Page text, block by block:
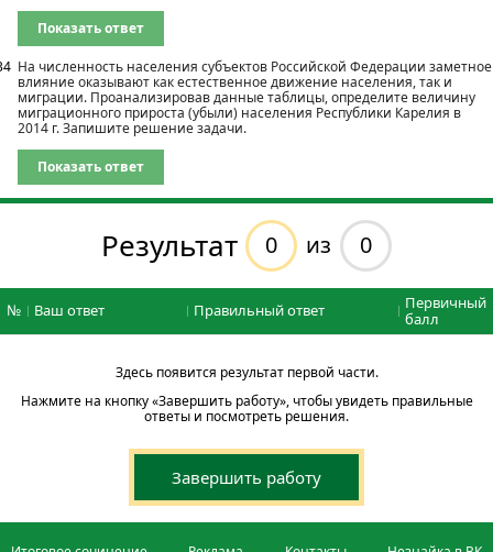
Показать ответ
На численность населения субъектов Российской Федерации заметное
влияние оказывают как естественное движение населения, так и
миграции. Проанализировав данные таблицы, определите величину
миграционного прироста (убыли) населения Республики Карелия в
2014 г. Запишите решение задачи.
Показать ответ
Результат 0 из 0
№ Ваш ответ Правильный ответ
Первичный
балл
Здесь появится результат первой части.
Нажмите на кнопку «Завершить работу», чтобы увидеть правильные
ответы и посмотреть решения.
Завершить работу